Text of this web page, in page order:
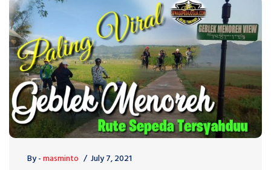
By -masminto July 7, 2021